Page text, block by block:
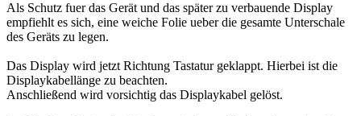
Als Schutz fuer das Gerät und das später zu verbauende Display
empfiehlt es sich, eine weiche Folie ueber die gesamte Unterschale
des Geräts zu legen.
Das Display wird jetzt Richtung Tastatur geklappt. Hierbei ist die
Displaykabellänge zu beachten.
Anschließend wird vorsichtig das Displaykabel gelöst.